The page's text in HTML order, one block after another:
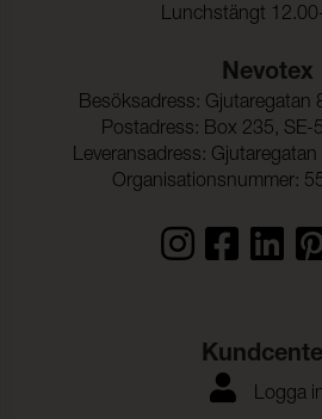
506 N/
347 N/
Rivstyrka Varp: 56 N
Rivstyrka Väft: 58 N
Biokompatibilitet:
10
Vidhäftning – Ytfinish
28,9 N/
4-5 (ISO
Lunchstängt
Nevotex
Besöksadress: Gjutaregatan
Postadress: Box 235, SE-
Leveransadress:
Organisationsnummer:
Logga